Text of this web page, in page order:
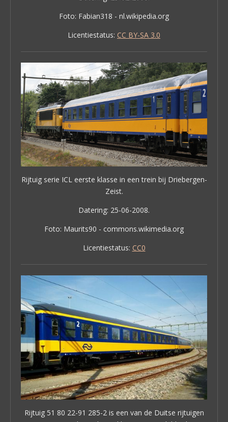
Foto: Fabian318 - nl.wikipedia.org
Licentiestatus: CC BY-SA 3.0
Rijtuig serie ICL eerste klasse in een trein bij Driebergen-
Zeist.
Datering: 25-06-2008.
Foto: Maurits90 - commons.wikimedia.org
Licentiestatus: CC0
Rijtuig 51 80 22-91 285-2 is een van de Duitse rijtuigen